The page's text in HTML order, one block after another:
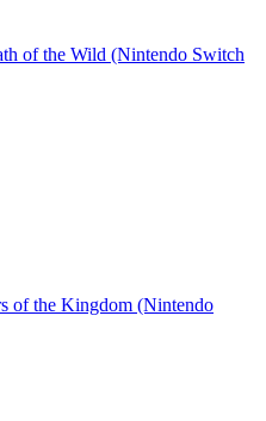
of the Wild (Nintendo Switch
of the Kingdom (Nintendo